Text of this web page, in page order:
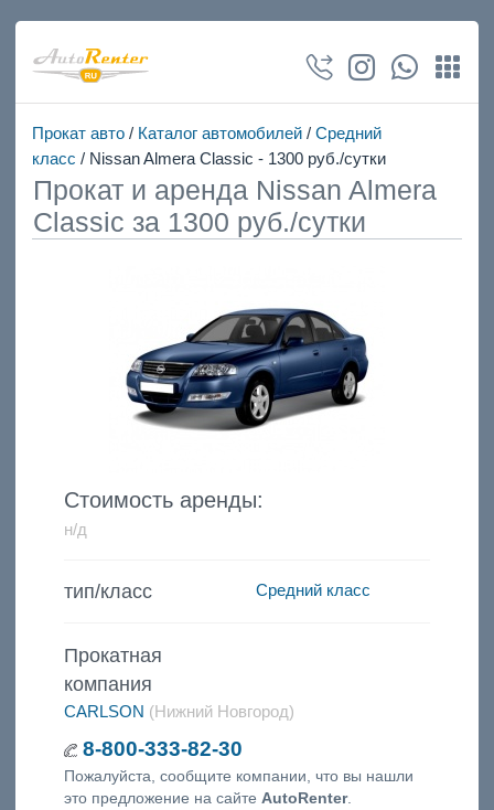
Прокат авто/ Каталог автомобилей/ Средний
класс / Nissan Almera Classic - 1300 руб./сутки
Прокат и аренда Nissan Almera
Classic за 1300 руб./сутки
Стоимость аренды:
н/д
тип/класс Средний класс
Прокатная
компания
CARLSON (Нижний Новгород)
8-800-333-82-30
Пожалуйста, сообщите компании, что вы нашли
это предложение на сайте AutoRenter.